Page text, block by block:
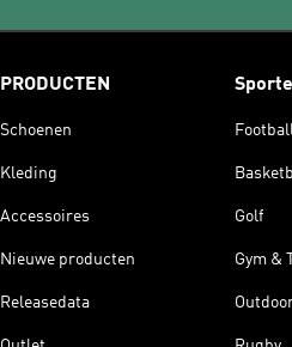
PRODUCTEN
Schoenen
Kleding
Accessoires
Nieuwe producten
Releasedata
Football
Golf
Gym &